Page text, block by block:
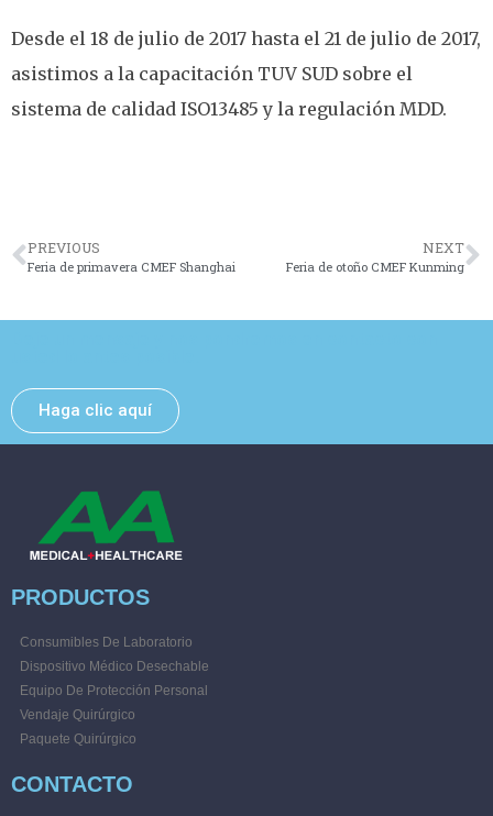
Desde el 18 de julio de 2017 hasta el 21 de julio de 2017,
asistimos a la capacitación TUV SUD sobre el
sistema de calidad ISO13485 y la regulación MDD.
PREVIOUS
Feria de primavera CMEF Shanghai
NEXT
Feria de otoño CMEF Kunming
Haga clic aquí
PRODUCTOS
Consumibles De Laboratorio
Dispositivo Médico Desechable
Equipo De Protección Personal
Vendaje Quirúrgico
Paquete Quirúrgico
CONTACTO